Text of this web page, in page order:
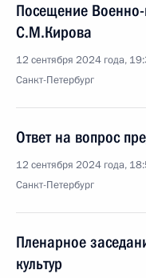
Посещение
С.М.Кирова
12 сентября 2024 года,
Санкт-Петербург
Ответ на вопрос
12 сентября 2024 года,
Санкт-Петербург
Пленарное
культур